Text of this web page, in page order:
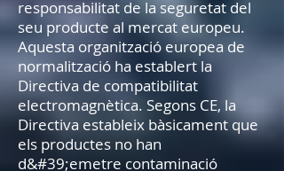
responsabilitat de la seguretat del
seu producte al mercat europeu.
Aquesta organització europea de
normalització ha establert la
Directiva de compatibilitat
electromagnètica. Segons CE, la
Directiva estableix bàsicament que
els productes no han
d&#39;emetre contaminació